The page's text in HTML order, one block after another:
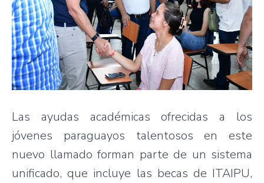
Las ayudas académicas ofrecidas a los
jóvenes paraguayos talentosos en este
nuevo llamado forman parte de un sistema
unificado, que incluye las becas de ITAIPU,